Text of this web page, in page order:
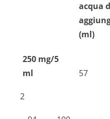
acqua
(ml)
250 mg/5
ml
57
2